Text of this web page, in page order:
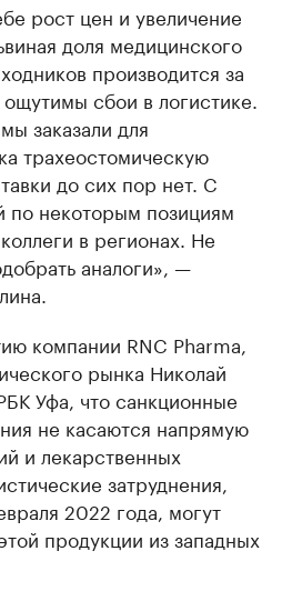
рост цен и увеличение
доля медицинского
производится за
сбои в логистике.
заказали для
трахеостомическую
до сих пор нет. С
по некоторым позициям
в регионах. Не
аналоги», —
компании RNC Pharma,
рынка Николай
Уфа, что санкционные
не касаются напрямую
и лекарственных
затруднения,
2022 года, могут
продукции из западных